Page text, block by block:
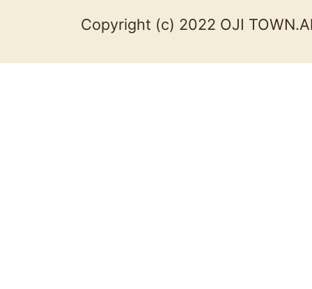
Copyright (c) 2022 OJI